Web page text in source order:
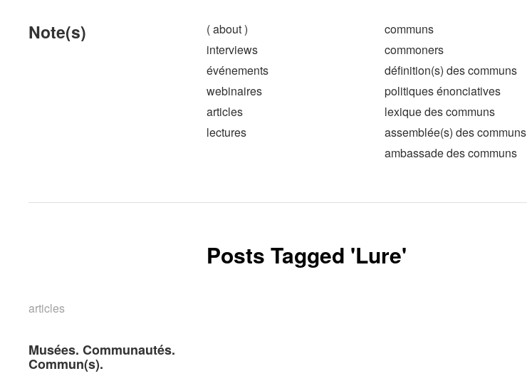
Note(s)
( about )
interviews
événements
webinaires
articles
lectures
communs
commoners
définition(s) des communs
politiques énonciatives
lexique des communs
assemblée(s) des communs
ambassade des communs
Posts Tagged 'Lure'
articles
Musées. Communautés.
Commun(s).
articles
Musées. Communautés.
Commun(s).